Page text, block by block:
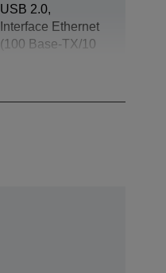
USB 2.0,
Interface Ethernet
(100 Base-TX/10